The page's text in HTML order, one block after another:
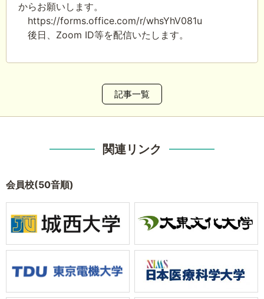
からお願いします。
https://forms.office.com/r/whsYhV081u
後日、Zoom ID等を配信いたします。
記事一覧
関連リンク
会員校(50音順)